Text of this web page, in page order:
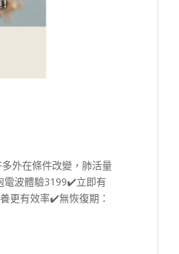
外在條件改變，肺活量
電波體驗3199✔️立即有
更有效率✔️無恢復期：